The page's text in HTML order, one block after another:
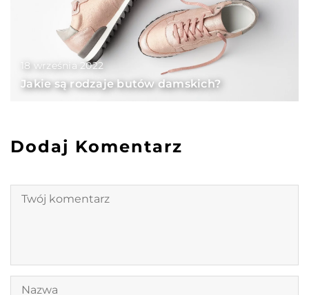
18 września 2022
Jakie są rodzaje butów damskich?
Dodaj Komentarz